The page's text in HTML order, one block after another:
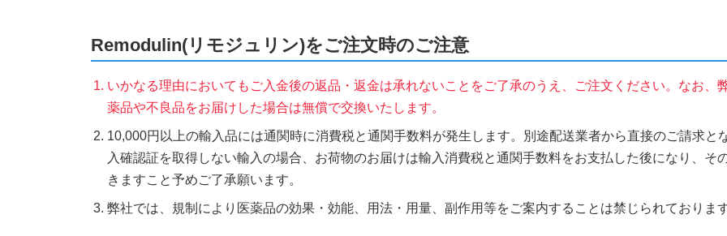
Remodulin(リモジュリン)をご注文時のご注意
いかなる理由においてもご入金後の返品・返金は承れないことをご了承のうえ、ご注文ください。なお、
薬品や不良品をお届けした場合は無償で交換いたします。
10,000円以上の輸入品には通関時に消費税と通関手数料が発生します。別途配送業者から直接のご請求
入確認証を取得しない輸入の場合、お荷物のお届けは輸入消費税と通関手数料をお支払した後になり、そ
きますこと予めご了承願います。
弊社では、規制により医薬品の効果・効能、用法・用量、副作用等をご案内することは禁じられておりま